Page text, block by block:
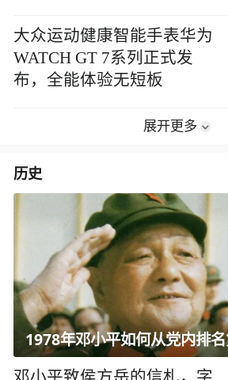
大众运动健康智能手表华为
WATCH GT 7系列正式发
布，全能体验无短板
展开更多
历史